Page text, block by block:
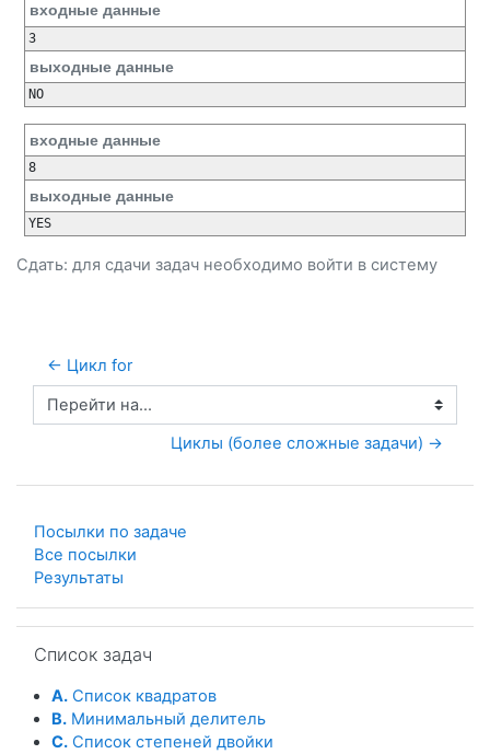
входные данные
выходные данные
входные данные
выходные данные
Сдать: для сдачи задач необходимо войти в систему
← Цикл for
Перейти на...
Циклы (более сложные задачи) →
Посылки по задаче
Все посылки
Результаты
Список задач
A. Список квадратов
B. Минимальный делитель
C. Список степеней двойки